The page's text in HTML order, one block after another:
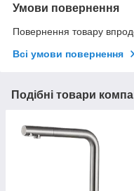
Умови повернення
Повернення товару
Всі умови повернення
Подібні товари